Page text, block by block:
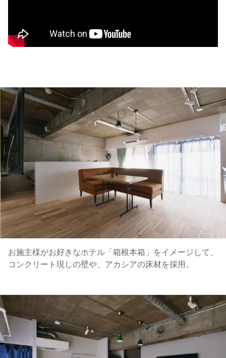
お施主様がお好きなホテル「箱根本箱」をイメージして、
コンクリート現しの壁や、アカシアの床材を採用。